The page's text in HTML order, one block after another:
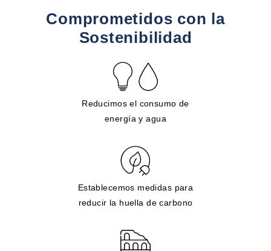
Comprometidos con la
Sostenibilidad
Reducimos el consumo de
energía y agua
Establecemos medidas para
reducir la huella de carbono